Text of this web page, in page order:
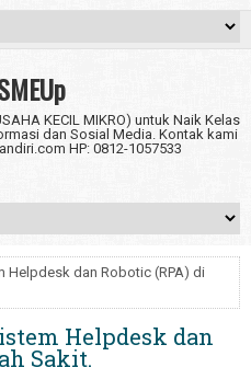
KECIL MIKRO) untuk Naik Kelas
dan Sosial Media. Kontak kami
HP: 0812-1057533
Helpdesk dan Robotic (RPA) di
Helpdesk dan
Sakit.